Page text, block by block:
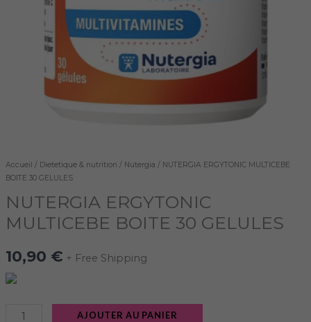
Accueil / Dietetique & nutrition / Nutergia / NUTERGIA ERGYTONIC MULTICEBE
BOITE 30 GELULES
NUTERGIA ERGYTONIC
MULTICEBE BOITE 30 GELULES
10,90 € + Free Shipping
AJOUTER AU PANIER